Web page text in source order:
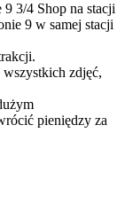
9 3/4 Shop na stacji
9 w samej stacji
wszystkich zdjęć,
pieniędzy za